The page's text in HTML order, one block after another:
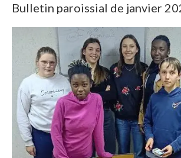
Bulletin paroissial de janvier